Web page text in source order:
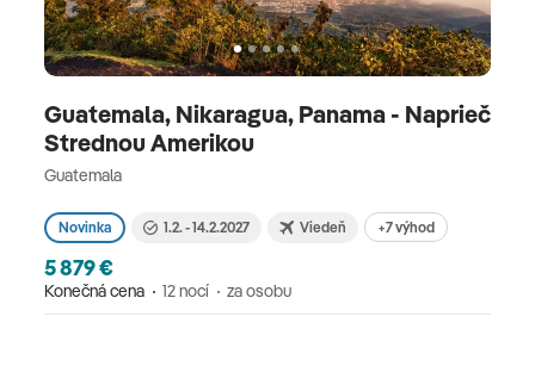
Guatemala, Nikaragua, Panama - Naprieč
Strednou Amerikou
Guatemala
Novinka 1.2. - 14.2.2027 Viedeň +7 výhod
5 879 €
Konečná cena 12 nocí za osobu